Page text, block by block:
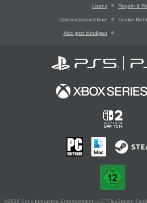
Lizenz Regeln &
Datenschutzrichtlinie Cookie-
Abo jetzt kündigen
©2026 Sony Interactive Entertainment LLC."PlayStation